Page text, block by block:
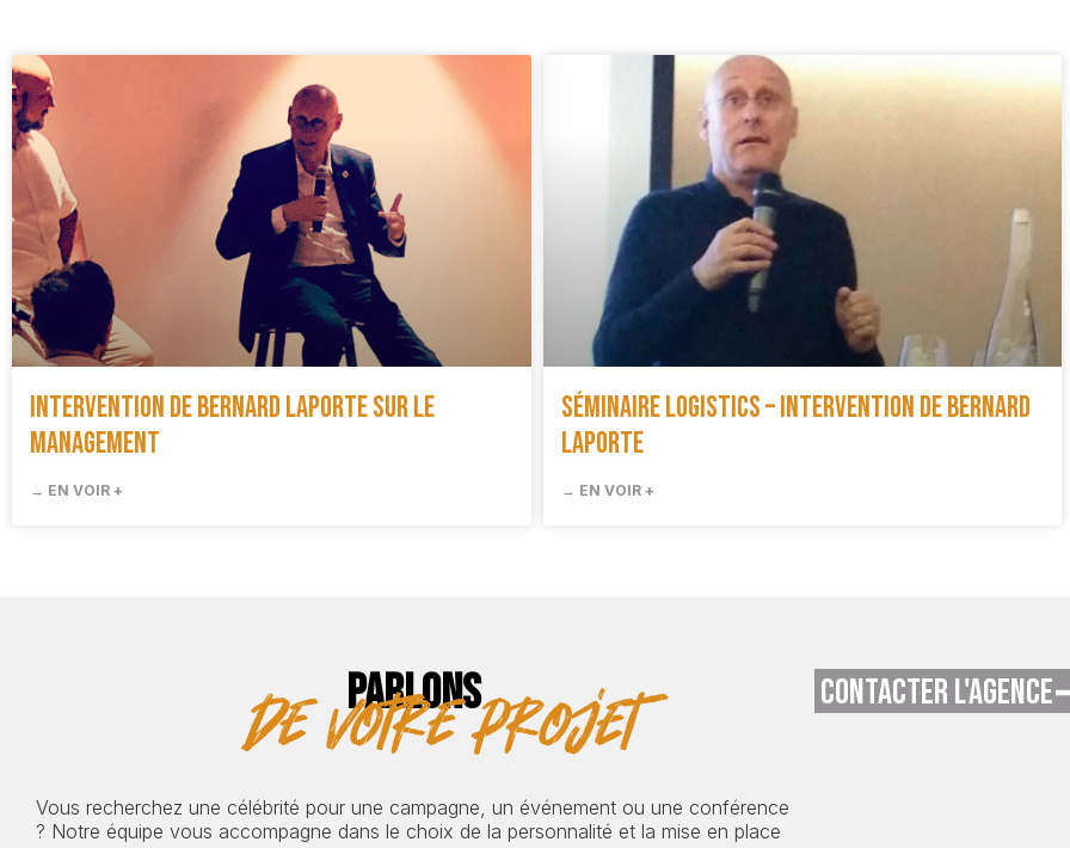
Intervention de Bernard Laporte sur le
management
→ EN VOIR +
Séminaire Logistics – Intervention de Bernard
Laporte
→ EN VOIR +
PARLONS
de votre projet
Vous recherchez une célébrité pour une campagne, un événement ou une conférence
? Notre équipe vous accompagne dans le choix de la personnalité et la mise en place
CONTACTER L'AGENCE